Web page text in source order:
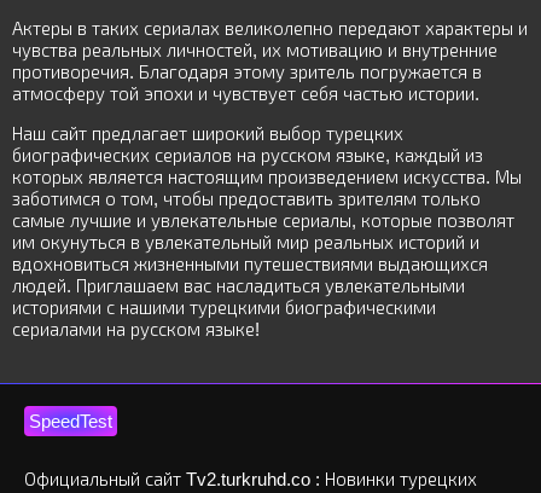
Актеры в таких сериалах великолепно передают характеры и
чувства реальных личностей, их мотивацию и внутренние
противоречия. Благодаря этому зритель погружается в
атмосферу той эпохи и чувствует себя частью истории.
Наш сайт предлагает широкий выбор турецких
биографических сериалов на русском языке, каждый из
которых является настоящим произведением искусства. Мы
заботимся о том, чтобы предоставить зрителям только
самые лучшие и увлекательные сериалы, которые позволят
им окунуться в увлекательный мир реальных историй и
вдохновиться жизненными путешествиями выдающихся
людей. Приглашаем вас насладиться увлекательными
историями с нашими турецкими биографическими
сериалами на русском языке!
SpeedTest
Официальный сайт Tv2.turkruhd.co : Новинки турецких